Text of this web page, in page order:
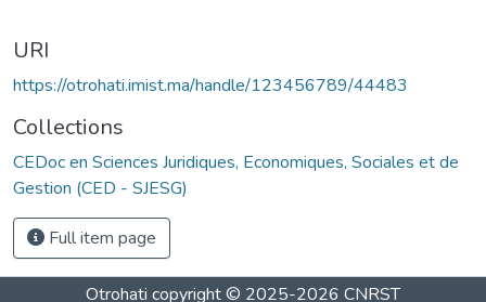
URI
https://otrohati.imist.ma/handle/123456789/44483
Collections
CEDoc en Sciences Juridiques, Economiques, Sociales et de
Gestion (CED - SJESG)
Full item page
Otrohati copyright © 2025-2026 CNRST